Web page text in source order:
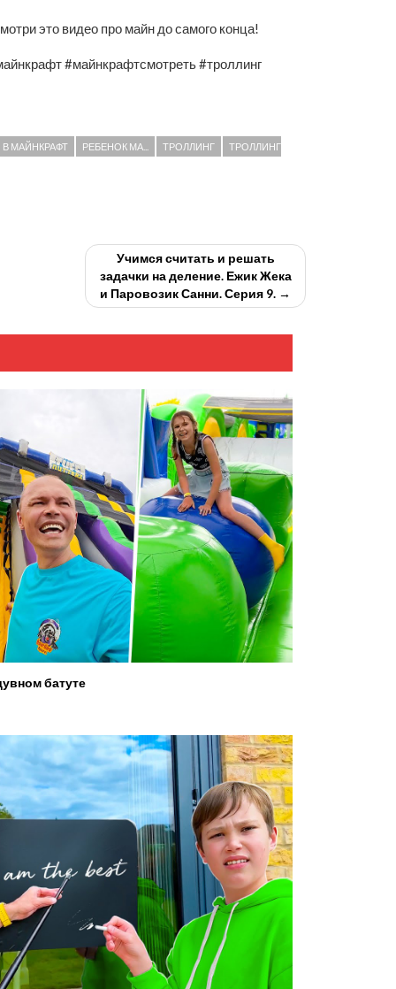
это видео про майн до самого конца!
#майнкрафтсмотреть #троллинг
МАЙНКРАФТ РЕБЕНОК МА... ТРОЛЛИНГ ТРОЛЛИНГ
Учимся считать и решать
задачки на деление. Ежик Жека
и Паровозик Санни. Серия 9. →
батуте